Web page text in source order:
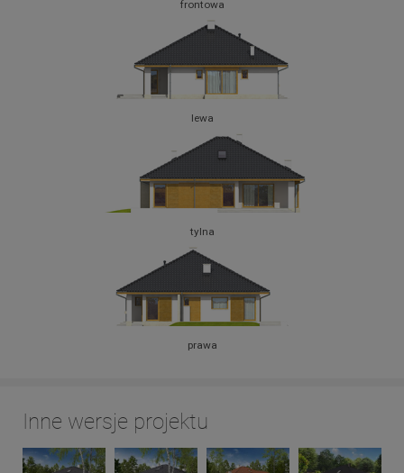
frontowa
lewa
tylna
prawa
Inne wersje projektu